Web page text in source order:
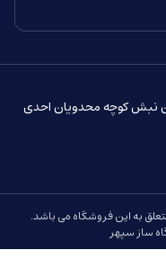
نبش کوچه محدویان احدی
به این فروشگاه می باشد.
ساز سپهر